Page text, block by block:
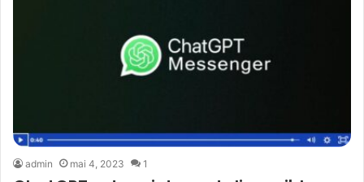
admin mai 4, 2023 1